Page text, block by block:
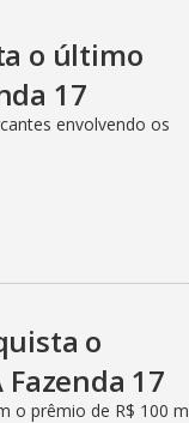
o último
17
envolvendo os
o
17
o prêmio de R$ 100